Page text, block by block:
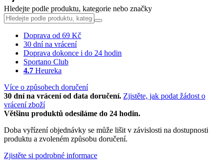
Hledejte podle produktu, kategorie nebo značky
Doprava od 69 Kč
30 dní na vrácení
Doprava dokonce i do 24 hodin
Sportano Club
4.7 Heureka
Více o způsobech doručení
30 dní na vrácení od data doručení. Zjistěte, jak podat žádost o
vrácení zboží
Většinu produktů odesíláme do 24 hodin.
Doba vyřízení objednávky se může lišit v závislosti na dostupnosti
produktu a zvoleném způsobu doručení.
Zjistěte si podrobné informace